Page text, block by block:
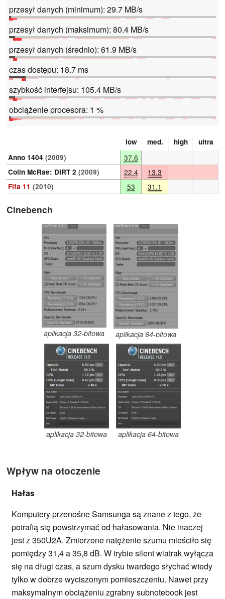
przesył danych (minimum): 29.7 MB/s
przesył danych (maksimum): 80.4 MB/s
przesył danych (średnio): 61.9 MB/s
czas dostępu: 18.7 ms
szybkość interfejsu: 105.4 MB/s
obciążenie procesora: 1 %
low med. high
ultra
Anno 1404 (2009) 37.6
Colin McRae: DIRT 2 (2009) 22.4 13.3
Fifa 11 (2010) 53 31.1
Cinebench
aplikacja 32-bitowa aplikacja 64-bitowa
aplikacja 32-bitowa aplikacja 64-bitowa
Wpływ na otoczenie
Hałas
Komputery przenośne Samsunga są znane z tego, że
potrafią się powstrzymać od hałasowania. Nie inaczej
jest z 350U2A. Zmierzone natężenie szumu mieściło się
pomiędzy 31,4 a 35,8 dB. W trybie silent wiatrak wyłącza
się na długi czas, a szum dysku twardego słychać wtedy
tylko w dobrze wyciszonym pomieszczeniu. Nawet przy
maksymalnym obciążeniu zgrabny subnotebook jest